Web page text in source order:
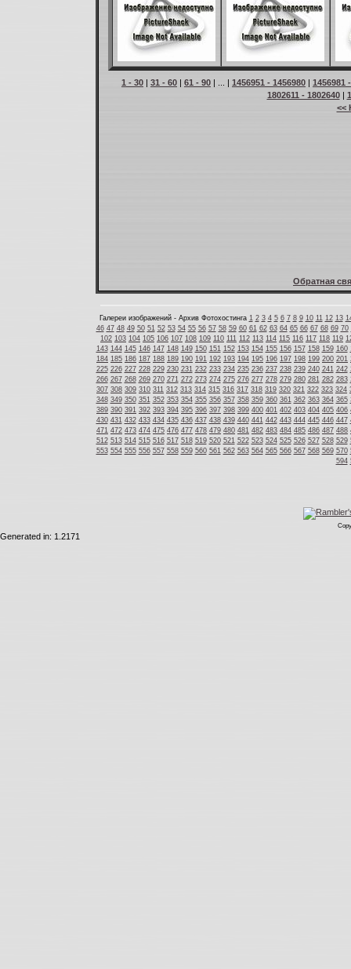
1 - 30 | 31 - 60 | 61 - 90 | ... | 1456951 - 1456980 | 1456981
1802611 - 1802640|
<<
Обратная
Галереи изображений - Архив Фотохостинга 1 2 3 4 5 6 7 8 9 10 11 12 13
46 47 48 49 50 51 52 53 54 55 56 57 58 59 60 61 62 63 64 65 66 67 68 69 70
102 103 104 105 106 107 108 109 110 111 112 113 114 115 116 117 118 119
143 144 145 146 147 148 149 150 151 152 153 154 155 156 157 158 159 160
184 185 186 187 188 189 190 191 192 193 194 195 196 197 198 199 200 201
225 226 227 228 229 230 231 232 233 234 235 236 237 238 239 240 241 242
266 267 268 269 270 271 272 273 274 275 276 277 278 279 280 281 282 283
307 308 309 310 311 312 313 314 315 316 317 318 319 320 321 322 323 324
348 349 350 351 352 353 354 355 356 357 358 359 360 361 362 363 364 365
389 390 391 392 393 394 395 396 397 398 399 400 401 402 403 404 405 406
430 431 432 433 434 435 436 437 438 439 440 441 442 443 444 445 446 447
471 472 473 474 475 476 477 478 479 480 481 482 483 484 485 486 487 488
512 513 514 515 516 517 518 519 520 521 522 523 524 525 526 527 528 529
553 554 555 556 557 558 559 560 561 562 563 564 565 566 567 568 569 570
594
Generated in: 1.2171